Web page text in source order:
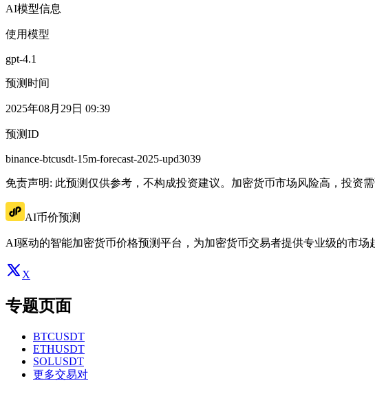
AI模型信息
使用模型
gpt-4.1
预测时间
2025年08月29日 09:39
预测ID
binance-btcusdt-15m-forecast-2025-upd3039
免责声明: 此预测仅供参考，不构成投资建议。加密货币市场风险高，投资
AI币价预测
AI驱动的智能加密货币价格预测平台，为加密货币交易者提供专业级的市场
X
专题页面
BTCUSDT
ETHUSDT
SOLUSDT
更多交易对